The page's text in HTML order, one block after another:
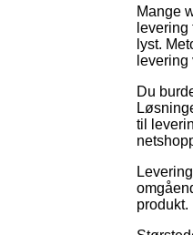
Mange
lyst.
Du
til
produkt.